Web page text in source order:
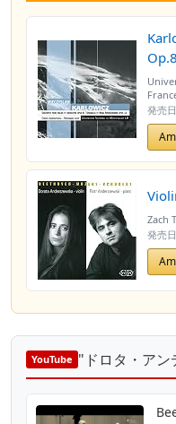
発売日
Zach
発売日
YouTube "ドロタ・ア